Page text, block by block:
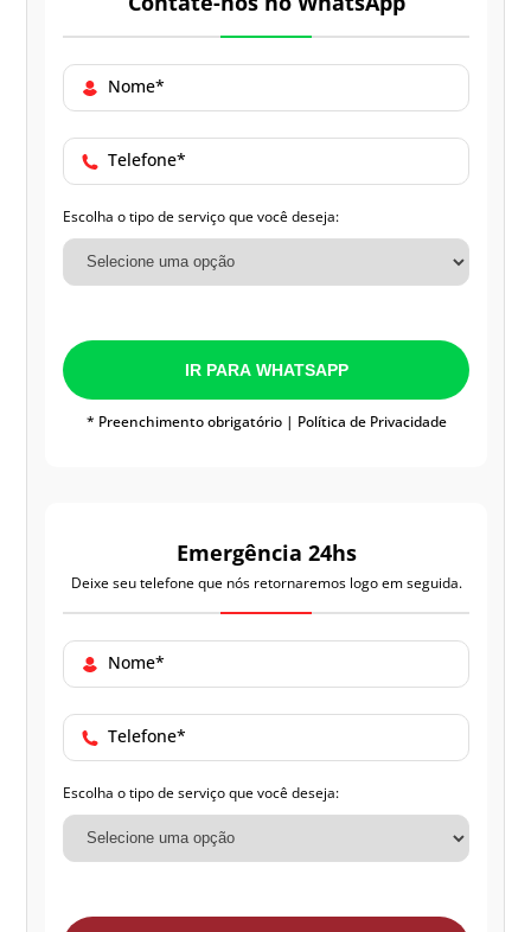
Nome*
Telefone*
Escolha o tipo de serviço que você deseja:
IR PARA WHATSAPP
* Preenchimento obrigatório | Política de Privacidade
Emergência 24hs
Deixe seu telefone que nós retornaremos logo em seguida.
Nome*
Telefone*
Escolha o tipo de serviço que você deseja: